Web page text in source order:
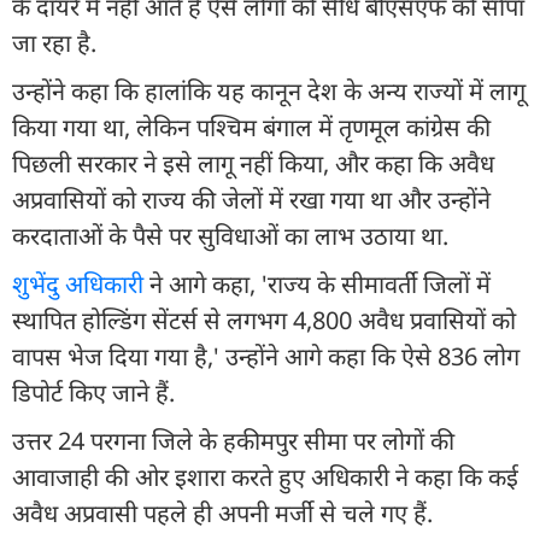
जा रहा है.
उन्होंने कहा कि हालांकि यह कानून देश के अन्य राज्यों में लागू
किया गया था, लेकिन पश्चिम बंगाल में तृणमूल कांग्रेस की
पिछली सरकार ने इसे लागू नहीं किया, और कहा कि अवैध
अप्रवासियों को राज्य की जेलों में रखा गया था और उन्होंने
करदाताओं के पैसे पर सुविधाओं का लाभ उठाया था.
शुभेंदु अधिकारीने आगे कहा, 'राज्य के सीमावर्ती जिलों में
स्थापित होल्डिंग सेंटर्स से लगभग 4,800 अवैध प्रवासियों को
वापस भेज दिया गया है,' उन्होंने आगे कहा कि ऐसे 836 लोग
डिपोर्ट किए जाने हैं.
उत्तर 24 परगना जिले के हकीमपुर सीमा पर लोगों की
आवाजाही की ओर इशारा करते हुए अधिकारी ने कहा कि कई
अवैध अप्रवासी पहले ही अपनी मर्जी से चले गए हैं.